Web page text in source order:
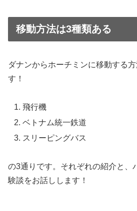
移動方法は3種類ある
ダナンからホーチミンに移動する
す！
飛行機
ベトナム統一鉄道
スリーピングバス
の3通りです。それぞれの紹介と、
験談をお話しします！